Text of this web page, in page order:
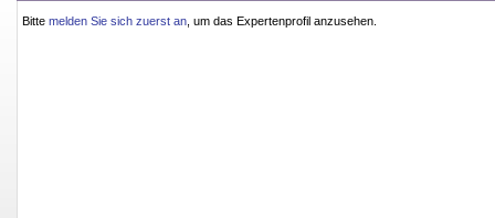
Bitte melden Sie sich zuerst an , um das Expertenprofil anzusehen.